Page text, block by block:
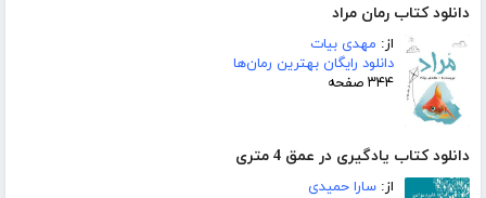
دانلود کتاب رمان مراد
از: مهدی بیات
دانلود رایگان بهترین رمان‌ها
۳۴۴ صفحه
دانلود کتاب یادگیری در عمق 4 متری
از: سارا حمیدی